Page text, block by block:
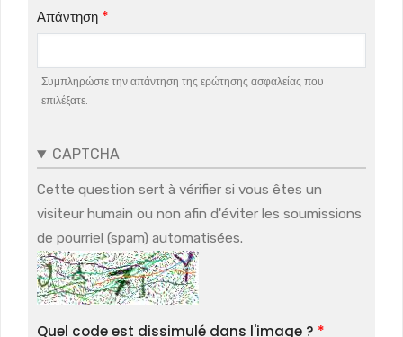
Απάντηση
Συμπληρώστε την απάντηση της ερώτησης ασφαλείας που
επιλέξατε.
CAPTCHA
Cette question sert à vérifier si vous êtes un
visiteur humain ou non afin d'éviter les soumissions
de pourriel (spam) automatisées.
Quel code est dissimulé dans l'image ?